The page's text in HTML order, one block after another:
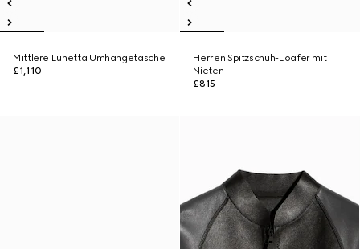
Mittlere Lunetta Umhängetasche
£1,110
Herren Spitzschuh-Loafer mit
Nieten
£815